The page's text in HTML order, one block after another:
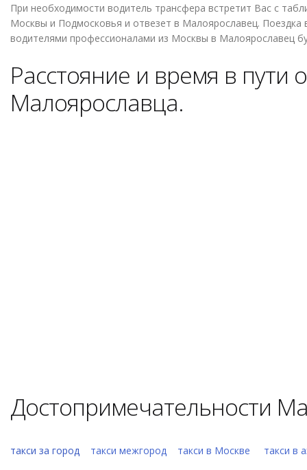
При необходимости водитель трансфера встретит Вас с
Москвы и Подмосковья и отвезет в Малоярославец.
водителями профессионалами из Москвы в Малоярославец
Расстояние и время в пути
Малоярославца.
Достопримечательности
такси за город такси межгород такси в Москве такси в